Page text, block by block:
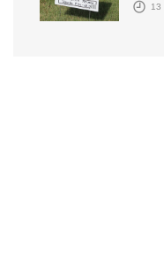
13